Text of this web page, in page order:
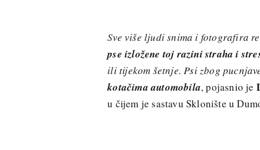
Sve više ljudi snima i fotografira
pse izložene toj razini straha i
ili tijekom šetnje. Psi zbog
kotačima automobila, pojasnio je
u čijem je sastavu Sklonište u